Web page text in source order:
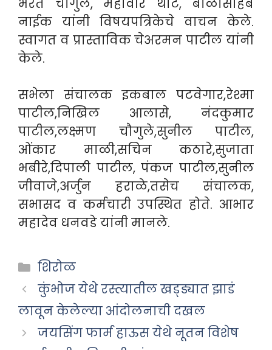
भरत चौगुले, महावीर थोटे, बाळासाहेब
नाईक यांनी विषयपत्रिकेचे वाचन केले.
स्वागत व प्रास्ताविक चेअरमन पाटील यांनी
केले.
सभेला संचालक इकबाल पटवेगार,रेश्मा
पाटील,निखिल आलासे, नंदकुमार
पाटील,लक्ष्मण चौगुले,सुनील पाटील,
ओंकार माळी,सचिन कठारे,सुजाता
भबीरे,दिपाली पाटील, पंकज पाटील,सुनील
जीवाजे,अर्जुन हराळे,तसेच संचालक,
सभासद व कर्मचारी उपस्थित होते. आभार
महादेव धनवडे यांनी मानले.
Categories
शिरोळ
कुंभोज येथे रस्त्यातील खड्ड्यात झाडं
लावून केलेल्या आंदोलनाची दखल
जयसिंग फार्म हाऊस येथे नूतन विशेष